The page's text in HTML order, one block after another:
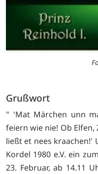
Grußwort
" 'Mat Märchen unn
feiern wie nie! Ob Elfen,
ließt et nees kraachen!'
Kordel 1980 e.V. ein
23. Februar, ab 14.11